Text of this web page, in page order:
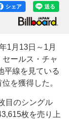
送る
シェア
1月13日～1月
ールス・チャ
平線を見ている
を獲得した。
目のシングル
枚を売り上